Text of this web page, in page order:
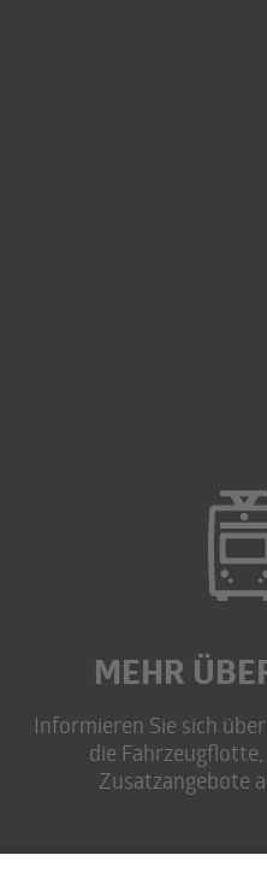
MEHR
Informieren Sie sich
die Fahrzeugflotte,
Zusatzangebote